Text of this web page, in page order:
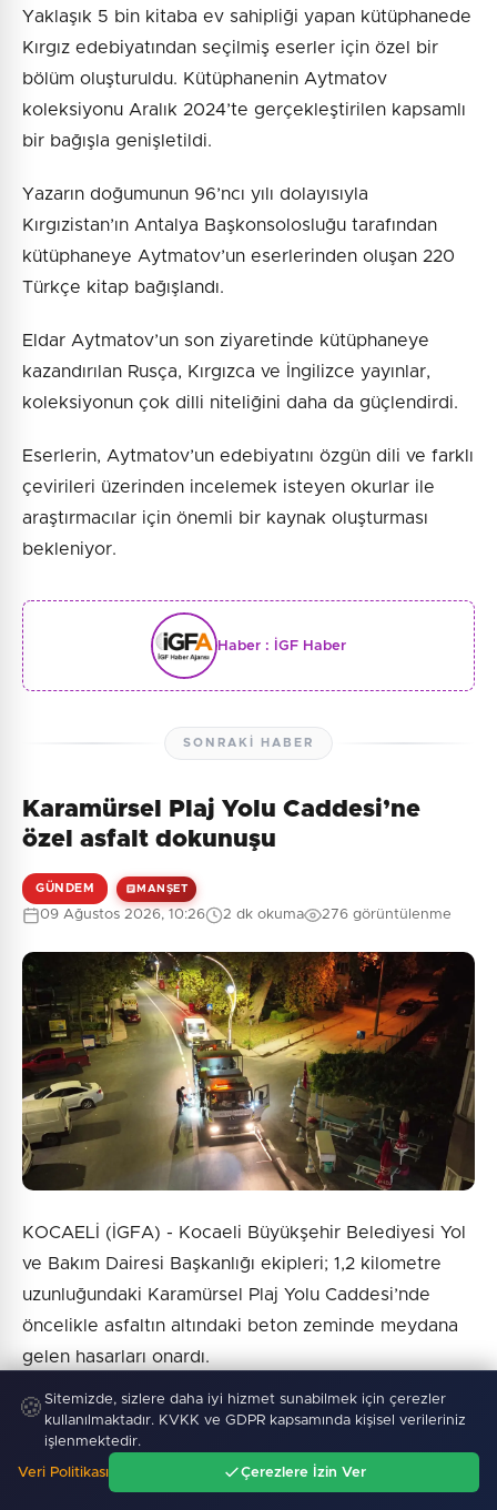
Yaklaşık 5 bin kitaba ev sahipliği yapan kütüphanede
Kırgız edebiyatından seçilmiş eserler için özel bir
bölüm oluşturuldu. Kütüphanenin Aytmatov
koleksiyonu Aralık 2024’te gerçekleştirilen kapsamlı
bir bağışla genişletildi.
Yazarın doğumunun 96’ncı yılı dolayısıyla
Kırgızistan’ın Antalya Başkonsolosluğu tarafından
kütüphaneye Aytmatov’un eserlerinden oluşan 220
Türkçe kitap bağışlandı.
Eldar Aytmatov’un son ziyaretinde kütüphaneye
kazandırılan Rusça, Kırgızca ve İngilizce yayınlar,
koleksiyonun çok dilli niteliğini daha da güçlendirdi.
Eserlerin, Aytmatov’un edebiyatını özgün dili ve farklı
çevirileri üzerinden incelemek isteyen okurlar ile
araştırmacılar için önemli bir kaynak oluşturması
bekleniyor.
Haber : İGF Haber
SONRAKI HABER
Karamürsel Plaj Yolu Caddesi’ne
özel asfalt dokunuşu
GÜNDEM MANŞET
09 Ağustos 2026, 10:26 2 dk okuma 276 görüntülenme
KOCAELİ (İGFA) - Kocaeli Büyükşehir Belediyesi Yol
ve Bakım Dairesi Başkanlığı ekipleri; 1,2 kilometre
uzunluğundaki Karamürsel Plaj Yolu Caddesi’nde
öncelikle asfaltın altındaki beton zeminde meydana
gelen hasarları onardı.
Sağlamlaştırılan altyapının ardından caddeye bin 700
ton özel aşınma asfaltı serildi. Yol yüzeyine
uygulanan özel asfalt tabakası, araçların oluşturduğu
🍪 Sitemizde, sizlere daha iyi hizmet sunabilmek için çerezler
kullanılmaktadır. KVKK ve GDPR kapsamında kişisel verileriniz
işlenmektedir.
Veri Politikası Çerezlere İzin Ver
Gündem Ara Menü